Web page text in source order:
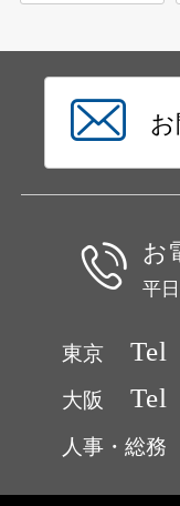
お
平
東京 Tel
大阪 Tel
人事・総務